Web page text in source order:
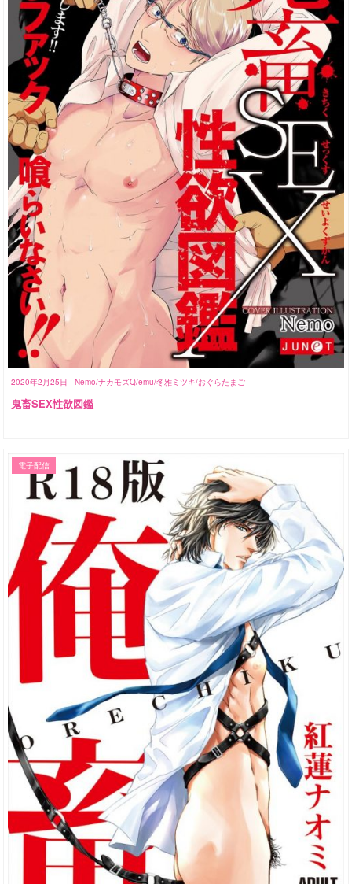
2020年2月25日 Nemo/ナカモズQ/emu/冬雅ミツキ/おぐらたまご
鬼畜SEX性欲図鑑
電子配信